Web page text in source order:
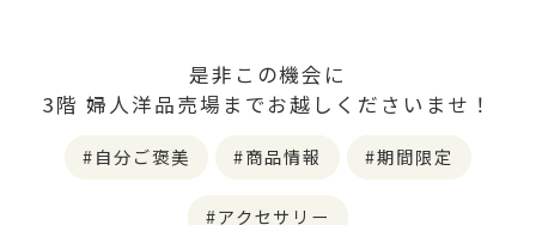
是非この機会に
3階 婦人洋品売場までお越しくださいませ！
自分ご褒美 商品情報 期間限定
アクセサリー